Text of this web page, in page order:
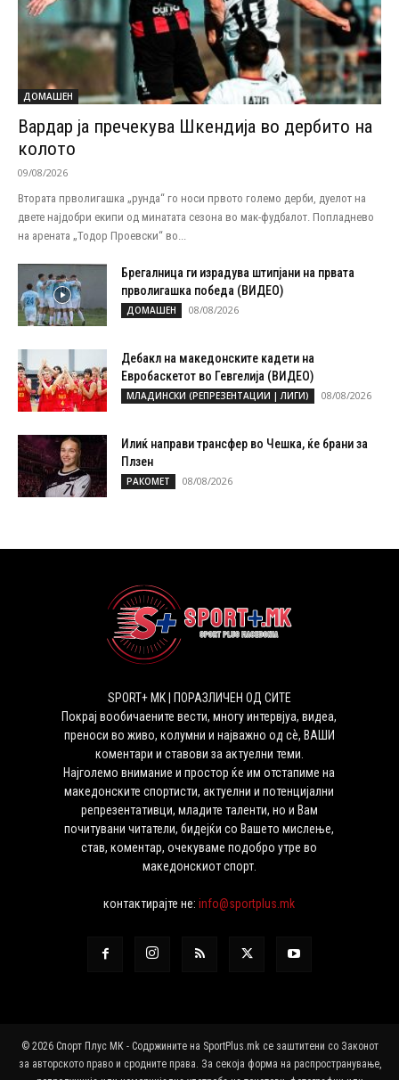
ДОМАШЕН
Вардар ја пречекува Шкендија во дербито на
колото
09/08/2026
Втората прволигашка „рунда“ го носи првото големо дерби, дуелот на
двете најдобри екипи од минатата сезона во мак-фудбалот. Попладнево
на арената „Тодор Проевски“ во...
Брегалница ги израдува штипјани на првата
прволигашка победа (ВИДЕО)
ДОМАШЕН 08/08/2026
Дебакл на македонските кадети на
Евробаскетот во Гевгелија (ВИДЕО)
МЛАДИНСКИ (РЕПРЕЗЕНТАЦИИ | ЛИГИ) 08/08/2026
Илиќ направи трансфер во Чешка, ќе брани за
Плзен
РАКОМЕТ 08/08/2026
SPORT+ MK | ПОРАЗЛИЧЕН ОД СИТЕ
Покрај вообичаените вести, многу интервјуа, видеа,
преноси во живо, колумни и најважно од сѐ, ВАШИ
коментари и ставови за актуелни теми.
Најголемо внимание и простор ќе им отстапиме на
македонските спортисти, актуелни и потенцијални
репрезентативци, младите таленти, но и Вам
почитувани читатели, бидејќи со Вашето мислење,
став, коментар, очекуваме подобро утре во
македонскиот спорт.
контактирајте не:info@sportplus.mk
© 2026 Спорт Плус МК - Содржините на SportPlus.mk се заштитени со Законот
за авторското право и сродните права. За секоја форма на распространување,